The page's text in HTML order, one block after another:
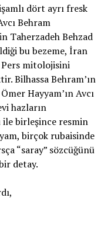
dört ayrı fresk
Behram
Taherzadeh Behzad
bu bezeme, İran
Pers mitolojisini
Bilhassa Behram’ın
Hayyam’ın Avcı
hazların
birleşince resmin
birçok rubaisinde
“saray” sözcüğünü
detay.